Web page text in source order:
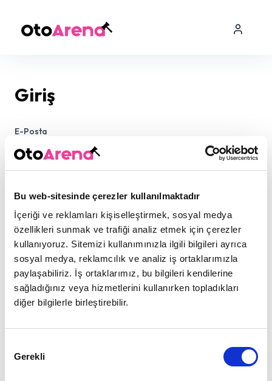
Bu web-sitesinde çerezler kullanılmaktadır
İçeriği ve reklamları kişiselleştirmek, sosyal medya
özellikleri sunmak ve trafiği analiz etmek için çerezler
kullanıyoruz. Sitemizi kullanımınızla ilgili bilgileri ayrıca
sosyal medya, reklamcılık ve analiz iş ortaklarımızla
paylaşabiliriz. İş ortaklarımız, bu bilgileri kendilerine
sağladığınız veya hizmetlerini kullanırken topladıkları
diğer bilgilerle birleştirebilir.
Seçimi
Gerekli
Giriş
E-Posta
Şifrenizi mi unuttunuz ?